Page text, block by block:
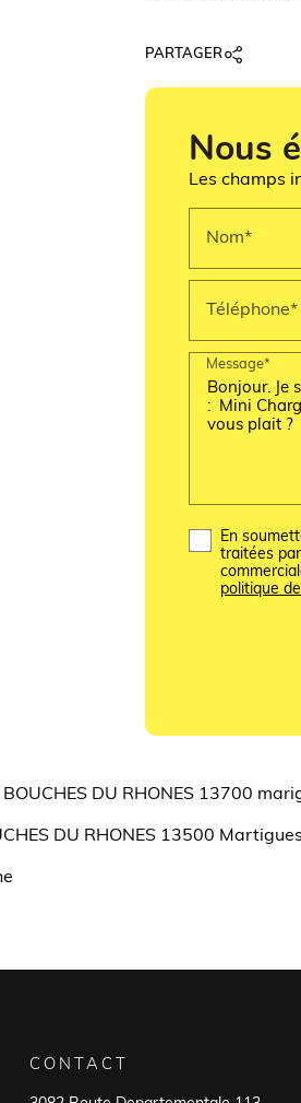
PARTAGER
Nous
Les champs
Nom*
Téléphone*
Message*
En
traitées par
politique
DU RHONES 13700
DU RHONES 13500 Martigues
CONTACT